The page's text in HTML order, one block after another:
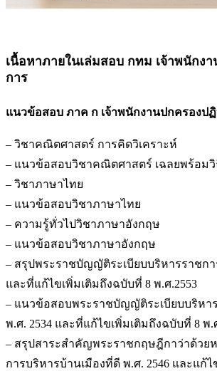
เนื้อหาภายในเล่มสอบ กทม เจ้าพนักง
การ
แนวข้อสอบ ภาค ก เจ้าพนักงานปกครองป
– วิชาคณิตศาสตร์ การคิดวิเคราะห์
– แนวข้อสอบวิชาคณิตศาสตร์ เฉลยพร้อม
– วิชาภาษาไทย
– แนวข้อสอบวิชาภาษาไทย
– ความรู้ทั่วไปวิชาภาษาอังกฤษ
– แนวข้อสอบวิชาภาษาอังกฤษ
– สรุปพระราชบัญญัติระเบียบบริหารราชกา
และที่แก้ไขเพิ่มเติมถึงฉบับที่ 8 พ.ศ.2553
– แนวข้อสอบพระราชบัญญัติระเบียบบริหา
พ.ศ. 2534 และที่แก้ไขเพิ่มเติมถึงฉบับที่ 8 พ.
– สรุปสาระสำคัญพระราชกฤษฎีกาว่าด้วย
การบริหารบ้านเมืองที่ดี พ.ศ. 2546 และแก้